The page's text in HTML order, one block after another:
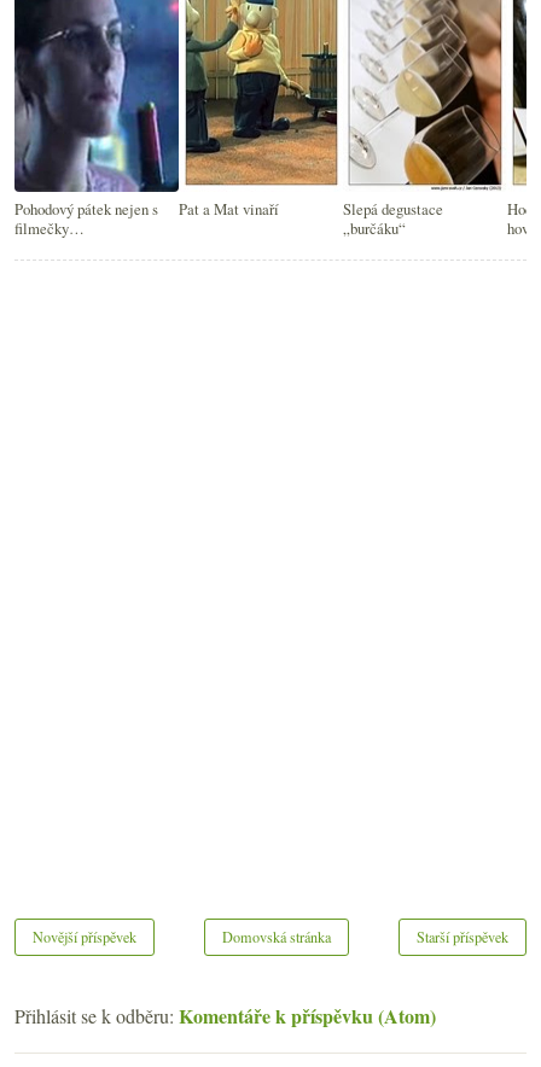
Pohodový pátek nejen s
filmečky…
Pat a Mat vinaří
Slepá degustace
„burčáku“
Novější příspěvek Starší příspěvek
Domovská stránka
Přihlásit se k odběru: Komentáře k příspěvku (Atom)